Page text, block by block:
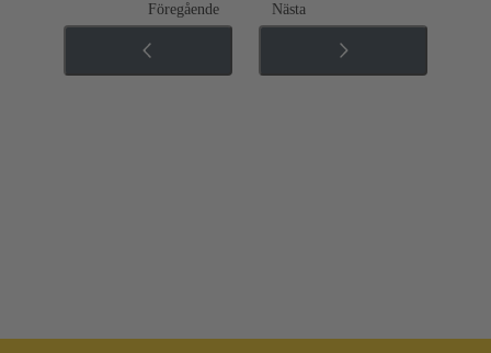
Föregående Nästa